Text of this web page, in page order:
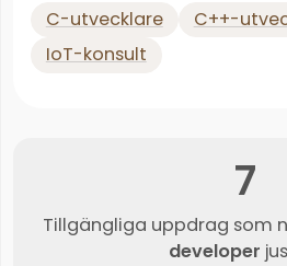
C-utvecklare
C++-
IoT-konsult
7
Tillgängliga uppdrag som
developer